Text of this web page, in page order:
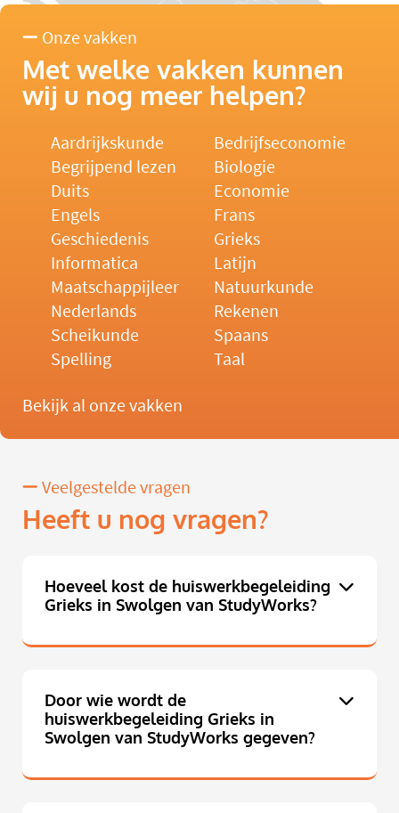
Onze vakken
Met welke vakken kunnen
wij u nog meer helpen?
Aardrijkskunde
Bedrijfseconomie
Begrijpend lezen
Biologie
Duits
Economie
Engels
Frans
Geschiedenis
Grieks
Informatica
Latijn
Maatschappijleer
Natuurkunde
Nederlands
Rekenen
Scheikunde
Spaans
Spelling
Taal
Bekijk al onze vakken
Veelgestelde vragen
Heeft u nog vragen?
Hoeveel kost de huiswerkbegeleiding
Grieks in Swolgen van StudyWorks?
Door wie wordt de
huiswerkbegeleiding Grieks in
Swolgen van StudyWorks gegeven?